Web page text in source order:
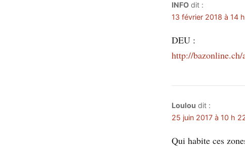
INFO dit :
13 février 2018 à 14
DEU :
http://bazonline.ch/
Loulou dit :
25 juin 2017 à 10 h
Qui habite ces